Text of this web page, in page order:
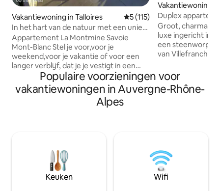
Vakantiewoning in Talloires Gemiddelde beoordeling
5 (115)
In het hart van de natuur met een uniek
uitzicht
Appartement La Montmine Savoie
Mont-Blanc Stel je voor,voor je
weekend,voor je vakantie of voor een
langer verblijf, dat je je vestigt in een
appartement midden in de natuur met
een ononderbroken panoramisch
skigebieden. Een ideale plek die
ontspannende en sportieve activiteiten
combineert zoals wandelen,
golfen,paragliden, fietsen etc.
Vakantiewoning
he-sur-Saone
Duplex
Groot, charmant
luxe ingericht in
een steenworp
van Villefranche
comfort en
wallen en het
klooster. Ideaal
Populaire voorzieningen voor
vakantiewoningen in Auvergne-Rhône-
Alpes
Keuken Wifi